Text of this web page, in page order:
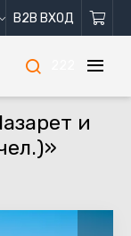
B2B ВХОД
и